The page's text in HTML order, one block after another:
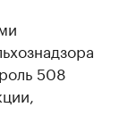
508